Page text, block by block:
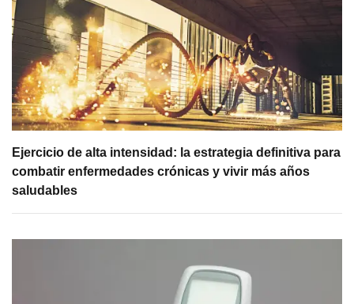
Ejercicio de alta intensidad: la estrategia definitiva para
combatir enfermedades crónicas y vivir más años
saludables